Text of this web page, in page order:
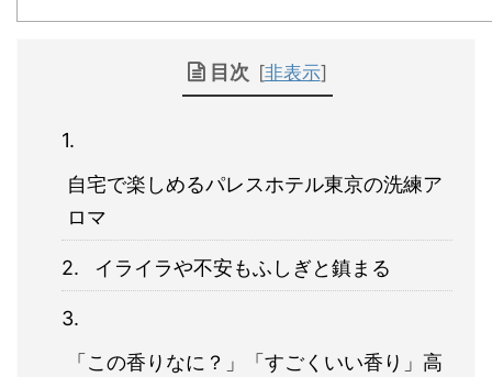
目次 [非表示]
自宅で楽しめるパレスホテル東京の洗練ア
ロマ
イライラや不安もふしぎと鎮まる
「この香りなに？」「すごくいい香り」高